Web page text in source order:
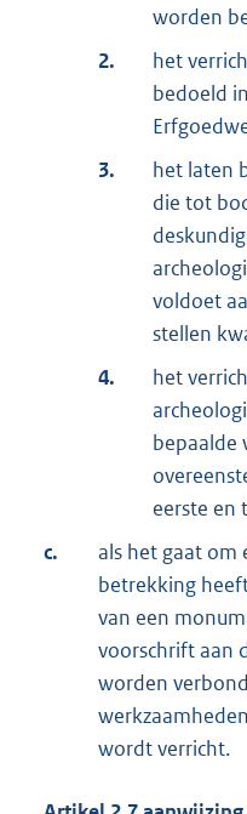
worden
2.
het
bedoeld
3.
het laten
die tot
voldoet
stellen
4.
het
bepaalde
eerste en
c.
als het gaat om
betrekking
van een
voorschrift aan
worden
wordt verricht.